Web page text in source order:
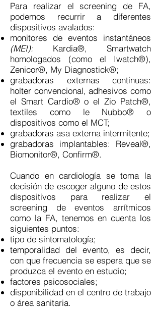
Para realizar el screening de FA,
podemos recurrir a diferentes
dispositivos avalados:
monitores de eventos instantáneos
(MEI): Kardia®, Smartwatch
homologados (como el Iwatch®),
Zenicor®, My Diagnostick®;
grabadoras externas continuas:
holter convencional, adhesivos como
el Smart Cardio® o el Zio Patch®,
textiles como le Nubbo® o
dispositivos como el MCT;
grabadoras asa externa intermitente;
grabadoras implantables: Reveal®,
Biomonitor®, Confirm®.
Cuando en cardiología se toma la
decisión de escoger alguno de estos
dispositivos para realizar el
screening de eventos arrítmicos
como la FA, tenemos en cuenta los
siguientes puntos:
tipo de sintomatología;
temporalidad del evento, es decir,
con que frecuencia se espera que se
produzca el evento en estudio;
factores psicosociales;
disponibilidad en el centro de trabajo
o área sanitaria.